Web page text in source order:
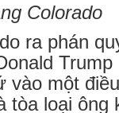
Colorado
ra phán
vào một
tòa loại ông